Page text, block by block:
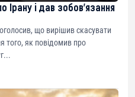
і дав зобов’язання
що вирішив скасувати
того, як повідомив про